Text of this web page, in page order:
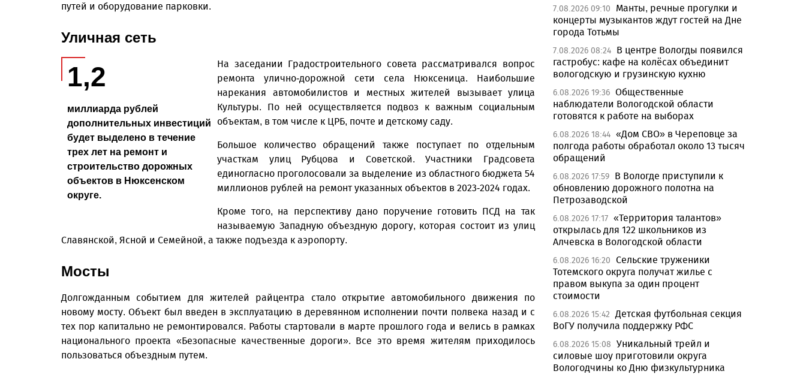
путей и оборудование парковки.
Уличная сеть
1,2
миллиарда рублей
дополнительных инвестиций
будет выделено в течение
трех лет на ремонт и
строительство дорожных
объектов в Нюксенском
округе.
На заседании Градостроительного совета рассматривался вопрос
ремонта улично-дорожной сети села Нюксеница. Наибольшие
нарекания автомобилистов и местных жителей вызывает улица
Культуры. По ней осуществляется подвоз к важным социальным
объектам, в том числе к ЦРБ, почте и детскому саду.
Большое количество обращений также поступает по отдельным
участкам улиц Рубцова и Советской. Участники Градсовета
единогласно проголосовали за выделение из областного бюджета 54
миллионов рублей на ремонт указанных объектов в 2023-2024 годах.
Кроме того, на перспективу дано поручение готовить ПСД на так
называемую Западную объездную дорогу, которая состоит из улиц
Славянской, Ясной и Семейной, а также подъезда к аэропорту.
Мосты
Долгожданным событием для жителей райцентра стало открытие автомобильного движения по
новому мосту. Объект был введен в эксплуатацию в деревянном исполнении почти полвека назад и с
тех пор капитально не ремонтировался. Работы стартовали в марте прошлого года и велись в рамках
национального проекта «Безопасные качественные дороги». Все это время жителям приходилось
пользоваться объездным путем.
7.08.2026 09:10
Манты, речные прогулки и
концерты музыкантов ждут гостей на Дне
города Тотьмы
7.08.2026 08:24 В центре Вологды появился
гастробус: кафе на колёсах объединит
вологодскую и грузинскую кухню
6.08.2026 19:36 Общественные
наблюдатели Вологодской области
готовятся к работе на выборах
6.08.2026 18:44 «Дом СВО» в Череповце за
полгода работы обработал около 13 тысяч
обращений
6.08.2026 17:59 В Вологде приступили к
обновлению дорожного полотна на
Петрозаводской
6.08.2026 17:17 «Территория талантов»
открылась для 122 школьников из
Алчевска в Вологодской области
6.08.2026 16:20 Сельские труженики
Тотемского округа получат жилье с
правом выкупа за один процент
стоимости
6.08.2026 15:42 Детская футбольная секция
ВоГУ получила поддержку РФС
6.08.2026 15:08 Уникальный трейл и
силовые шоу приготовили округа
Вологодчины ко Дню физкультурника